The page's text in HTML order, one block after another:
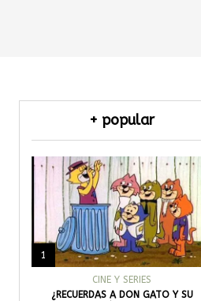
+ popular
1
CINE Y SERIES
¿RECUERDAS A DON GATO Y SU